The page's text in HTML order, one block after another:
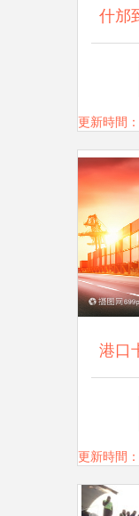
什邡
么物
更新時間
港口
更新時間